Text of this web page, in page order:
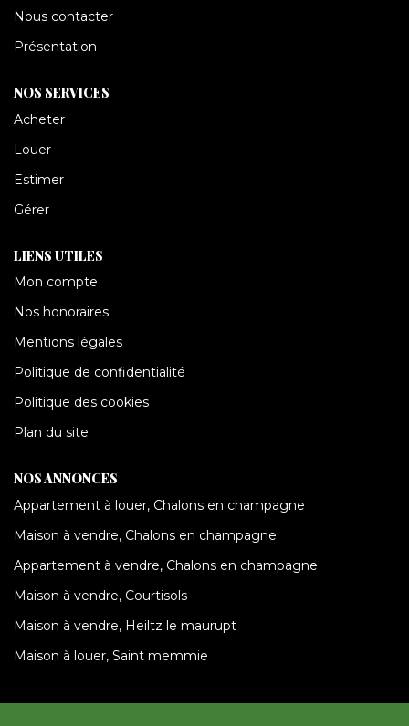
Nous contacter
Présentation
NOS SERVICES
Acheter
Louer
Estimer
Gérer
LIENS UTILES
Mon compte
Nos honoraires
Mentions légales
Politique de confidentialité
Politique des cookies
Plan du site
NOS ANNONCES
Appartement à louer, Chalons en champagne
Maison à vendre, Chalons en champagne
Appartement à vendre, Chalons en champagne
Maison à vendre, Courtisols
Maison à vendre, Heiltz le maurupt
Maison à louer, Saint memmie